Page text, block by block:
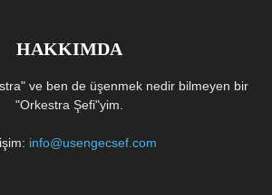
HAKKIMDA
ve ben de üşenmek nedir bilmeyen bir
"Orkestra Şefi"yim.
info@usengecsef.com